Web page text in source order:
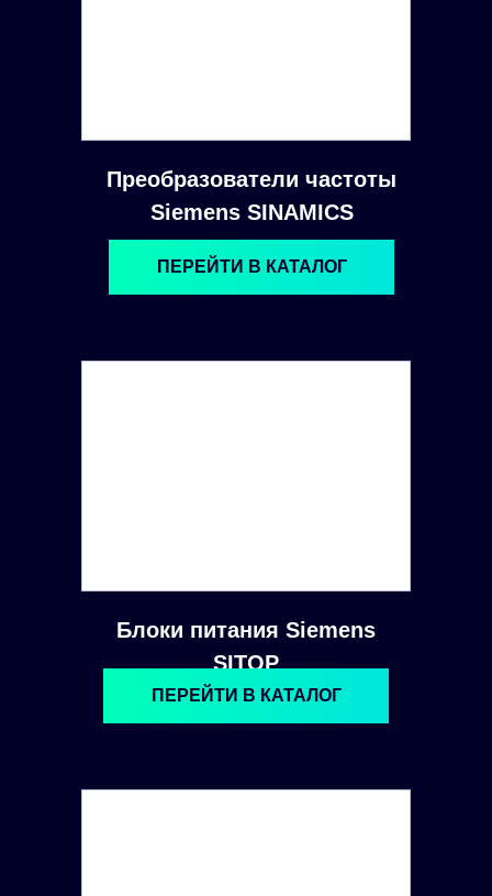
Преобразователи частоты
Siemens SINAMICS
Блоки питания Siemens
SITOP
ПЕРЕЙТИ В КАТАЛОГ
ПЕРЕЙТИ В КАТАЛОГ